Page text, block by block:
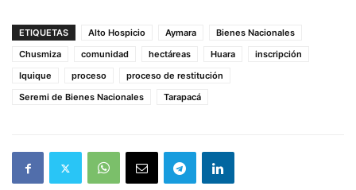
ETIQUETAS Alto Hospicio Aymara
Bienes Nacionales
Chusmiza
comunidad hectáreas Huara
inscripción
Iquique
proceso
proceso de restitución
Seremi de Bienes Nacionales
Tarapacá